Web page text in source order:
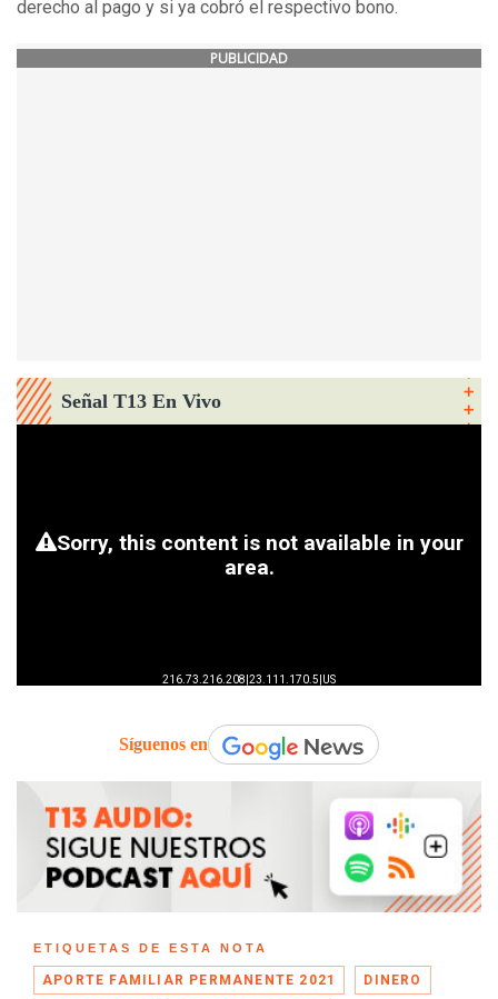
derecho al pago y si ya cobró el respectivo bono.
PUBLICIDAD
Señal T13 En Vivo
Síguenos en
ETIQUETAS DE ESTA NOTA
APORTE FAMILIAR PERMANENTE 2021 DINERO